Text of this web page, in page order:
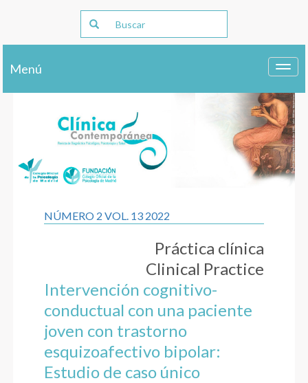
Menú
NÚMERO 2 VOL. 13 2022
Práctica clínica
Clinical Practice
Intervención cognitivo-
conductual con una paciente
joven con trastorno
esquizoafectivo bipolar:
Estudio de caso único